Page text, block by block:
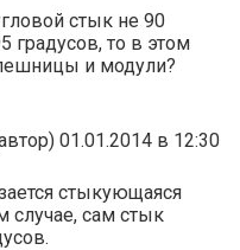
стык не 90
градусов, то в этом
и модули?
01.01.2014 в 12:30
стыкующаяся
сам стык